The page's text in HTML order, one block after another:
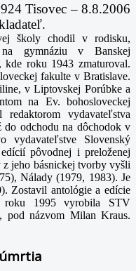
Tisovec – 8.8.2006
školy chodil v rodisku,
na gymnáziu v Banskej
roku 1943 zmaturoval.
fakulte v Bratislave.
v Liptovskej Porúbke a
na Ev. bohosloveckej
vydavateľstva
do odchodu na dôchodok v
vydavateľstve Slovenský
pôvodnej i preloženej
jeho básnickej tvorby vyšli
Nálady (1979, 1983). Je
Zostavil antológie a edície
roku 1995 vyrobila STV
pod názvom Milan Kraus.